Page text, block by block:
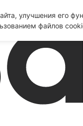
улучшения его
файлов